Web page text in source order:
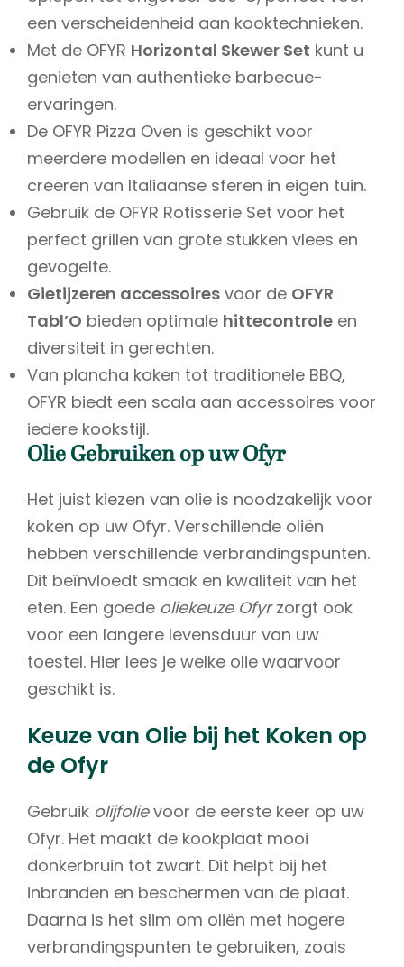
een verscheidenheid aan kooktechnieken.
Met de OFYR Horizontal Skewer Set kunt u
genieten van authentieke barbecue-
ervaringen.
De OFYR Pizza Oven is geschikt voor
meerdere modellen en ideaal voor het
creëren van Italiaanse sferen in eigen tuin.
Gebruik de OFYR Rotisserie Set voor het
perfect grillen van grote stukken vlees en
gevogelte.
Gietijzeren accessoires voor de OFYR
Tabl’O bieden optimale hittecontrole en
diversiteit in gerechten.
Van plancha koken tot traditionele BBQ,
OFYR biedt een scala aan accessoires voor
iedere kookstijl.
Olie Gebruiken op uw Ofyr
Het juist kiezen van olie is noodzakelijk voor
koken op uw Ofyr. Verschillende oliën
hebben verschillende verbrandingspunten.
Dit beïnvloedt smaak en kwaliteit van het
eten. Een goede oliekeuze Ofyrzorgt ook
voor een langere levensduur van uw
toestel. Hier lees je welke olie waarvoor
geschikt is.
Keuze van Olie bij het Koken op
de Ofyr
Gebruik olijfolievoor de eerste keer op uw
Ofyr. Het maakt de kookplaat mooi
donkerbruin tot zwart. Dit helpt bij het
inbranden en beschermen van de plaat.
Daarna is het slim om oliën met hogere
verbrandingspunten te gebruiken, zoals